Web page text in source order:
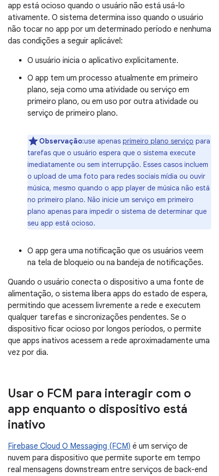
app está ocioso quando o usuário não está usá-lo
ativamente. O sistema determina isso quando o usuário
não tocar no app por um determinado período e nenhuma
das condições a seguir aplicável:
O usuário inicia o aplicativo explicitamente.
O app tem um processo atualmente em primeiro
plano, seja como uma atividade ou serviço em
primeiro plano, ou em uso por outra atividade ou
serviço de primeiro plano.
Observação:use apenas primeiro plano serviço para
tarefas que o usuário espera que o sistema execute
imediatamente ou sem interrupção. Esses casos incluem
o upload de uma foto para redes sociais mídia ou ouvir
música, mesmo quando o app player de música não está
no primeiro plano. Não inicie um serviço em primeiro
plano apenas para impedir o sistema de determinar que
seu app está ocioso.
O app gera uma notificação que os usuários veem
na tela de bloqueio ou na bandeja de notificações.
Quando o usuário conecta o dispositivo a uma fonte de
alimentação, o sistema libera apps do estado de espera,
permitindo que acessem livremente a rede e executem
qualquer tarefas e sincronizações pendentes. Se o
dispositivo ficar ocioso por longos períodos, o permite
que apps inativos acessem a rede aproximadamente uma
vez por dia.
Usar o FCM para interagir com o
app enquanto o dispositivo está
inativo
Firebase Cloud O Messaging (FCM) é um serviço de
nuvem para dispositivo que permite suporte em tempo
real mensagens downstream entre serviços de back-end